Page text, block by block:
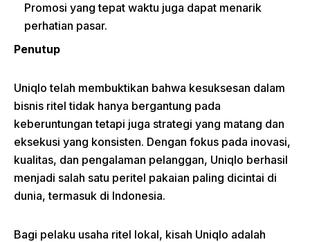
Promosi yang tepat waktu juga dapat menarik
perhatian pasar.
Penutup
Uniqlo telah membuktikan bahwa kesuksesan dalam
bisnis ritel tidak hanya bergantung pada
keberuntungan tetapi juga strategi yang matang dan
eksekusi yang konsisten. Dengan fokus pada inovasi,
kualitas, dan pengalaman pelanggan, Uniqlo berhasil
menjadi salah satu peritel pakaian paling dicintai di
dunia, termasuk di Indonesia.
Bagi pelaku usaha ritel lokal, kisah Uniqlo adalah